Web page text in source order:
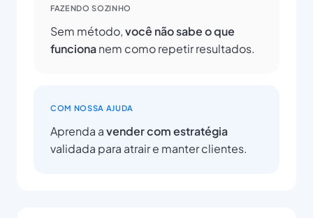
FAZENDO SOZINHO
Sem método,você não sabe o que
funcionanem como repetir resultados.
COM NOSSA AJUDA
Aprenda avender com estratégia
validada para atrair e manter clientes.